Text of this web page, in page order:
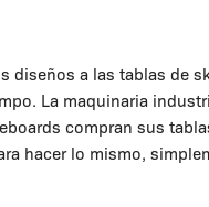
diseños a las tablas de
La maquinaria
compran sus
hacer lo mismo,